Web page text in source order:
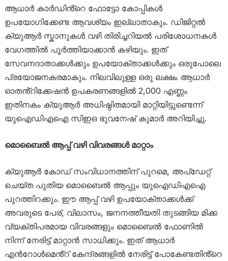
ആധാർ കാർഡിൻ്റെ ഫോട്ടോ കോപ്പികൾ
ഉപയോഗിക്കേണ്ട ആവശ്യം ഇല്ലാതാകും. ഡിജിറ്റൽ
ക്യുആർ സ്കാനുകൾ വഴി തിരിച്ചറിയൽ പരിശോധനകൾ
വേഗത്തിൽ പൂർത്തിയാക്കാൻ കഴിയും. ഇത്
സേവനദാതാക്കൾക്കും ഉപയോക്താക്കൾക്കും ഒരുപോലെ
പ്രയോജനകരമാകും. നിലവിലുള്ള ഒരു ലക്ഷം ആധാർ
ഓതൻ്റിക്കേഷൻ ഉപകരണങ്ങളിൽ 2,000 എണ്ണം
ഇതിനകം ക്യുആർ അധിഷ്ഠിതമായി മാറ്റിയിട്ടുണ്ടെന്ന്
യുഐഡിഎഐ സിഇഒ ഭുവനേഷ് കുമാർ അറിയിച്ചു.
മൊബൈൽ ആപ്പ് വഴി വിവരങ്ങൾ മാറ്റാം
ക്യുആർ കോഡ് സംവിധാനത്തിന് പുറമെ, അപ്‌ഡേറ്റ്
ചെയ്ത പുതിയ മൊബൈൽ ആപ്പും യുഐഡിഎഐ
പുറത്തിറക്കും. ഈ ആപ്പ് വഴി ഉപയോക്താക്കൾക്ക്
അവരുടെ പേര്, വിലാസം, ജനനത്തീയതി തുടങ്ങിയ മിക്ക
വ്യക്തിപരമായ വിവരങ്ങളും മൊബൈൽ ഫോണിൽ
നിന്ന് നേരിട്ട് മാറ്റാൻ സാധിക്കും. ഇത് ആധാർ
എൻറോൾമെൻ്റ് കേന്ദ്രങ്ങളിൽ നേരിട്ട് പോകേണ്ടതിൻ്റെ